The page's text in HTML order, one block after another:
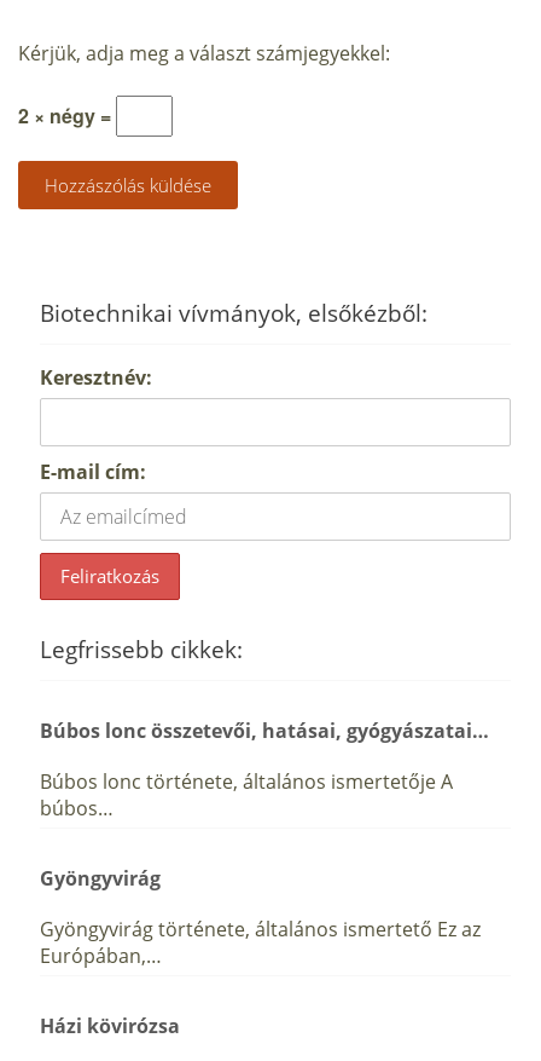
Kérjük, adja meg a választ számjegyekkel:
2 × négy =
Biotechnikai vívmányok, elsőkézből:
Keresztnév:
E-mail cím:
Legfrissebb cikkek:
Búbos lonc összetevői, hatásai, gyógyászatai…
Búbos lonc története, általános ismertetője A
búbos…
Gyöngyvirág
Gyöngyvirág története, általános ismertető Ez az
Európában,…
Házi kövirózsa